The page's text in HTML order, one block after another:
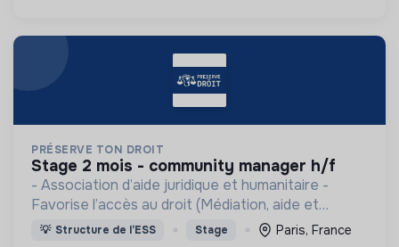
PRÉSERVE TON DROIT
stage 2 mois - community manager h/f
- Association d’aide juridique et humanitaire -
Favorise l’accès au droit (Médiation, aide et
accompagnement) - Projets humanitaires
💡 Structure de l’ESS Stage Paris, France